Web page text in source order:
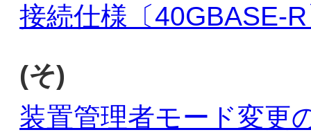
接続仕様〔40GBASE-
(そ)
装置管理者モード変更